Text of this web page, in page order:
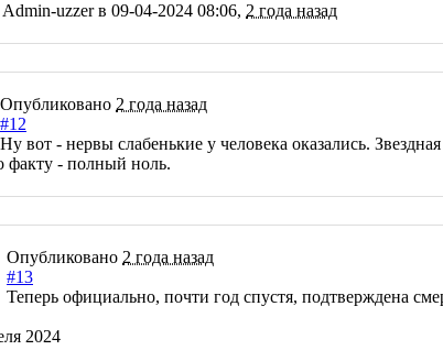
uzzer в 09-04-2024 08:06, 2 года назад
Опубликовано 2 года назад
#12
Ну вот - нервы слабенькие у человека оказались.
факту - полный ноль.
Опубликовано 2 года назад
#13
Теперь официально, почти год спустя, подтверждена
2024